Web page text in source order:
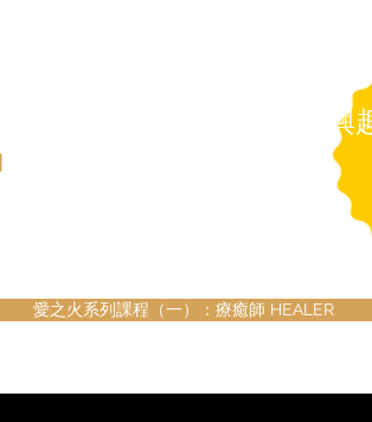
我有興
愛之火系列課程（一）：療癒師 HEALER